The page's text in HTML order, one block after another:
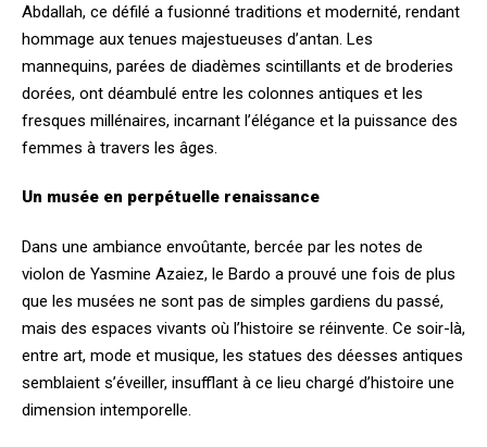
Abdallah, ce défilé a fusionné traditions et modernité, rendant
hommage aux tenues majestueuses d’antan. Les
mannequins, parées de diadèmes scintillants et de broderies
dorées, ont déambulé entre les colonnes antiques et les
fresques millénaires, incarnant l’élégance et la puissance des
femmes à travers les âges.
Un musée en perpétuelle renaissance
Dans une ambiance envoûtante, bercée par les notes de
violon de Yasmine Azaiez, le Bardo a prouvé une fois de plus
que les musées ne sont pas de simples gardiens du passé,
mais des espaces vivants où l’histoire se réinvente. Ce soir-là,
entre art, mode et musique, les statues des déesses antiques
semblaient s’éveiller, insufflant à ce lieu chargé d’histoire une
dimension intemporelle.